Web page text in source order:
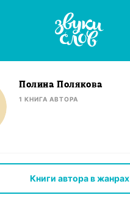
Полина Полякова
1 КНИГА АВТОРА
Книги автора в жанрах